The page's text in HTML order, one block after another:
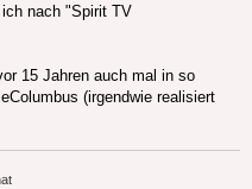
nach "Spirit TV
15 Jahren auch mal in so
(irgendwie realisiert